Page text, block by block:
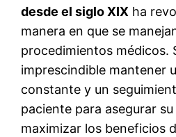
desde el siglo XIX ha
manera en que se
procedimientos médicos.
imprescindible mantener
constante y un
paciente para asegurar
maximizar los beneficios